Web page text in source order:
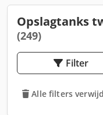
Opslagtanks
(249)
Filter
Alle filters